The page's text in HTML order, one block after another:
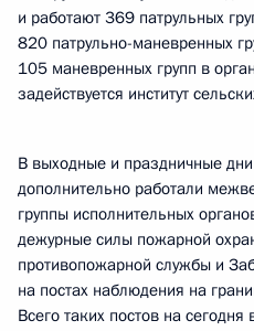
и работают 369 патрульных
820 патрульно-маневренных
105 маневренных групп в
задействуется институт
В выходные и праздничные
дополнительно работали
группы исполнительных
дежурные силы пожарной
противопожарной службы и
на постах наблюдения на
Всего таких постов на